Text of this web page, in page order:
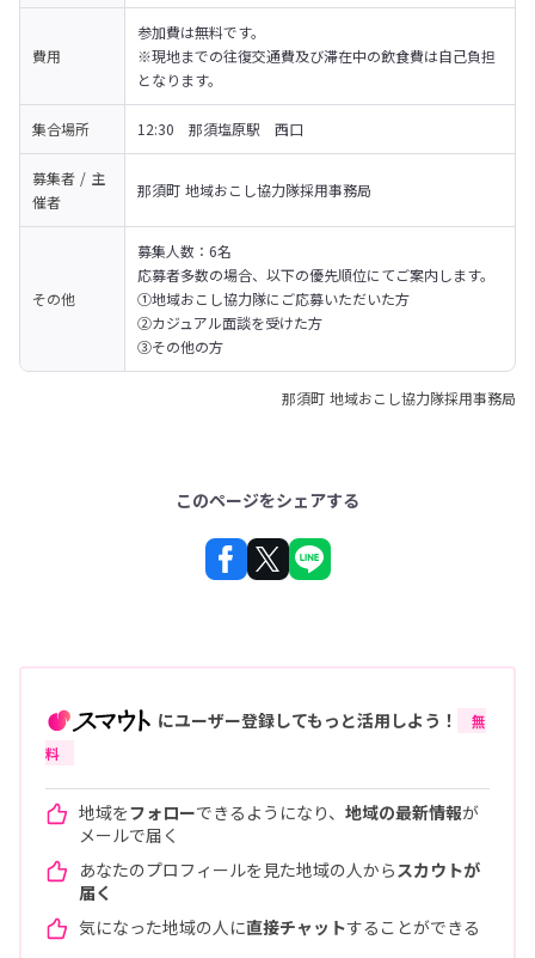
費用
参加費は無料です。
※現地までの往復交通費及び滞在中の飲食費は自己負担
となります。
集合場所 12:30　那須塩原駅　西口
募集者 / 主
催者
那須町 地域おこし協力隊採用事務局
その他
募集人数：6名
応募者多数の場合、以下の優先順位にてご案内します。
①地域おこし協力隊にご応募いただいた方
②カジュアル面談を受けた方
③その他の方
那須町 地域おこし協力隊採用事務局
このページをシェアする
にユーザー登録してもっと活用しよう！
無
料
地域をフォローできるようになり、 地域の最新情報が
メールで届く
あなたのプロフィールを見た地域の人から スカウトが
届く
気になった地域の人に直接チャットすることができる